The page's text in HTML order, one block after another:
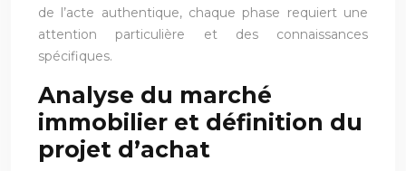
de l’acte authentique, chaque phase requiert une
attention particulière et des connaissances
spécifiques.
Analyse du marché
immobilier et définition du
projet d’achat